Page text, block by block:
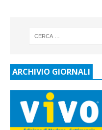
ARCHIVIO GIORNALI